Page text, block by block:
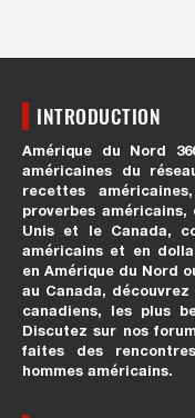
INTRODUCTION
Amérique du Nord
américaines du
recettes
proverbes
Unis et le Canada,
américains et en
en Amérique du Nord
au Canada,
canadiens, les plus
Discutez sur nos
faites des
hommes américains.